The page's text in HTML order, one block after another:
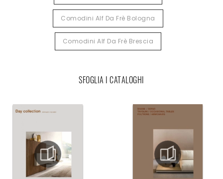
Comodini Alf Da Frè Bologna
Comodini Alf Da Frè Brescia
SFOGLIA I CATALOGHI